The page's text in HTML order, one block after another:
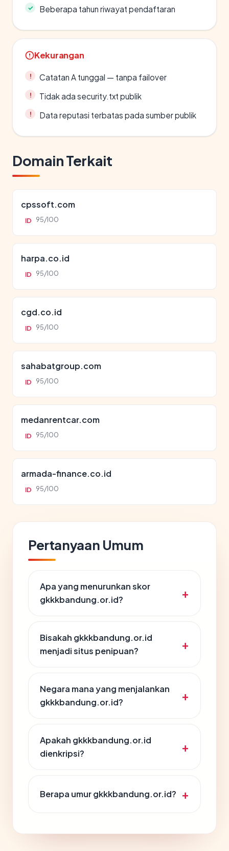
Beberapa tahun riwayat pendaftaran
Kekurangan
Catatan A tunggal — tanpa failover
Tidak ada security.txt publik
Data reputasi terbatas pada sumber publik
Domain Terkait
cpssoft.com
ID 95/100
harpa.co.id
ID 95/100
cgd.co.id
ID 95/100
sahabatgroup.com
ID 95/100
medanrentcar.com
ID 95/100
armada-finance.co.id
ID 95/100
Pertanyaan Umum
Apa yang menurunkan skor
gkkkbandung.or.id?
Bisakah gkkkbandung.or.id
menjadi situs penipuan?
Negara mana yang menjalankan
gkkkbandung.or.id?
Apakah gkkkbandung.or.id
dienkripsi?
Berapa umur gkkkbandung.or.id?